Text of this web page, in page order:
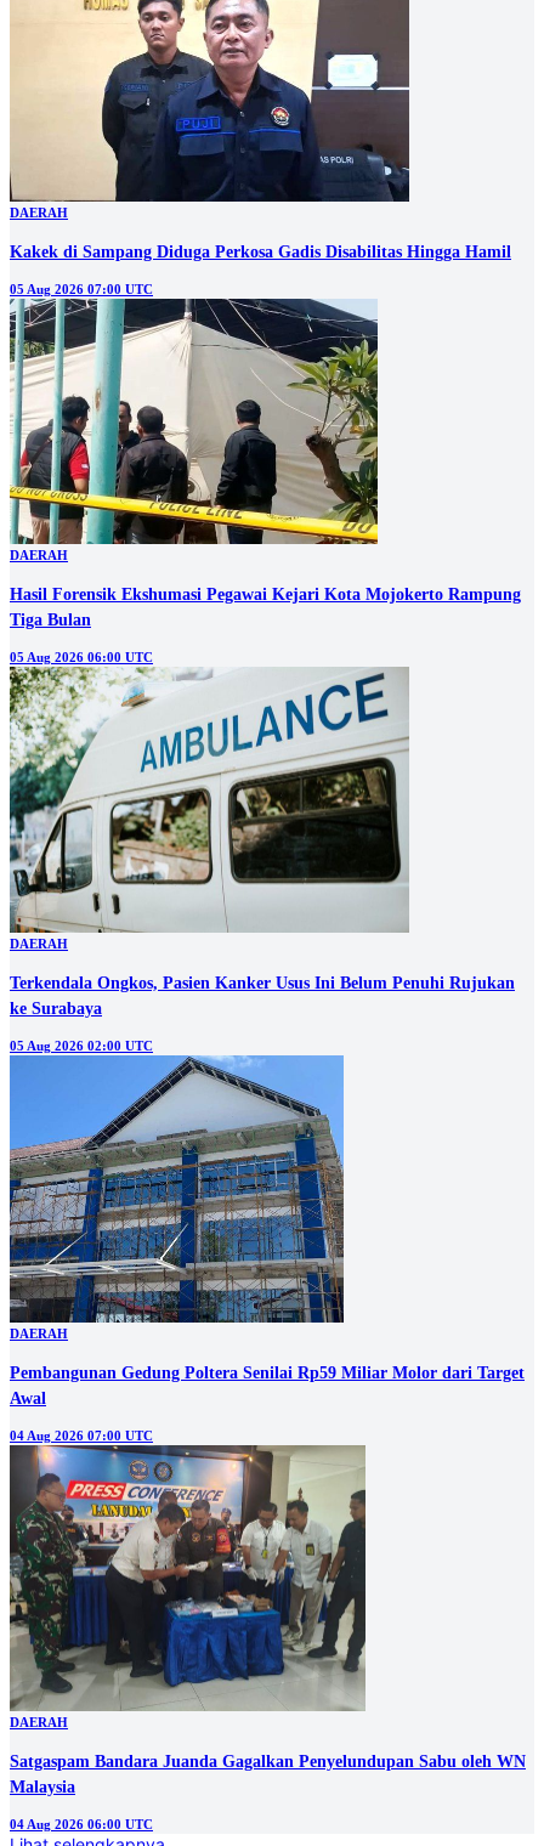
DAERAH
Kakek di Sampang Diduga Perkosa Gadis Disabilitas Hingga Hamil
05 Aug 2026 07:00 UTC
DAERAH
Hasil Forensik Ekshumasi Pegawai Kejari Kota Mojokerto Rampung
Tiga Bulan
05 Aug 2026 06:00 UTC
DAERAH
Terkendala Ongkos, Pasien Kanker Usus Ini Belum Penuhi Rujukan
ke Surabaya
05 Aug 2026 02:00 UTC
DAERAH
Pembangunan Gedung Poltera Senilai Rp59 Miliar Molor dari Target
Awal
04 Aug 2026 07:00 UTC
DAERAH
Satgaspam Bandara Juanda Gagalkan Penyelundupan Sabu oleh WN
Malaysia
04 Aug 2026 06:00 UTC